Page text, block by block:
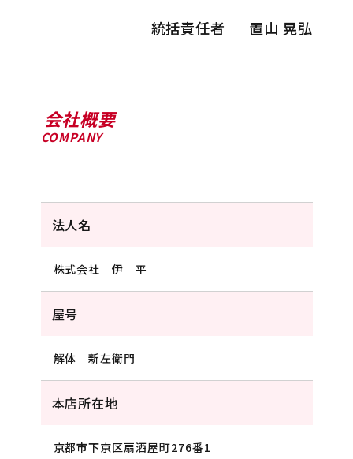
統括責任者 置山 晃弘
会社概要
COMPANY
法人名
株式会社 伊 平
屋号
解体 新左衛門
本店所在地
京都市下京区扇酒屋町276番1